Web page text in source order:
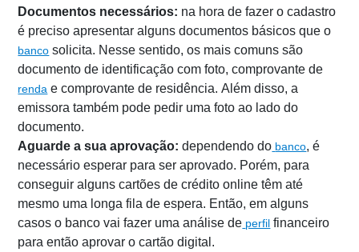
Documentos necessários: na hora de fazer o cadastro
é preciso apresentar alguns documentos básicos que o
banco solicita. Nesse sentido, os mais comuns são
documento de identificação com foto, comprovante de
renda e comprovante de residência. Além disso, a
emissora também pode pedir uma foto ao lado do
documento.
Aguarde a sua aprovação: dependendo do banco, é
necessário esperar para ser aprovado. Porém, para
conseguir alguns cartões de crédito online têm até
mesmo uma longa fila de espera. Então, em alguns
casos o banco vai fazer uma análise de perfil financeiro
para então aprovar o cartão digital.